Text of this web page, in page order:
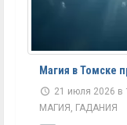
Магия в Томске
21 июля 2026 в
МАГИЯ, ГАДАНИЯ